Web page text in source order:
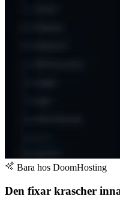
Bara hos DoomHosting
Den fixar krascher